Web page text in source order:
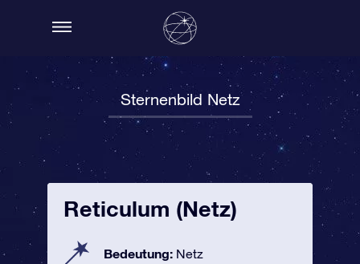
Sternenbild Netz
Reticulum (Netz)
Bedeutung: Netz